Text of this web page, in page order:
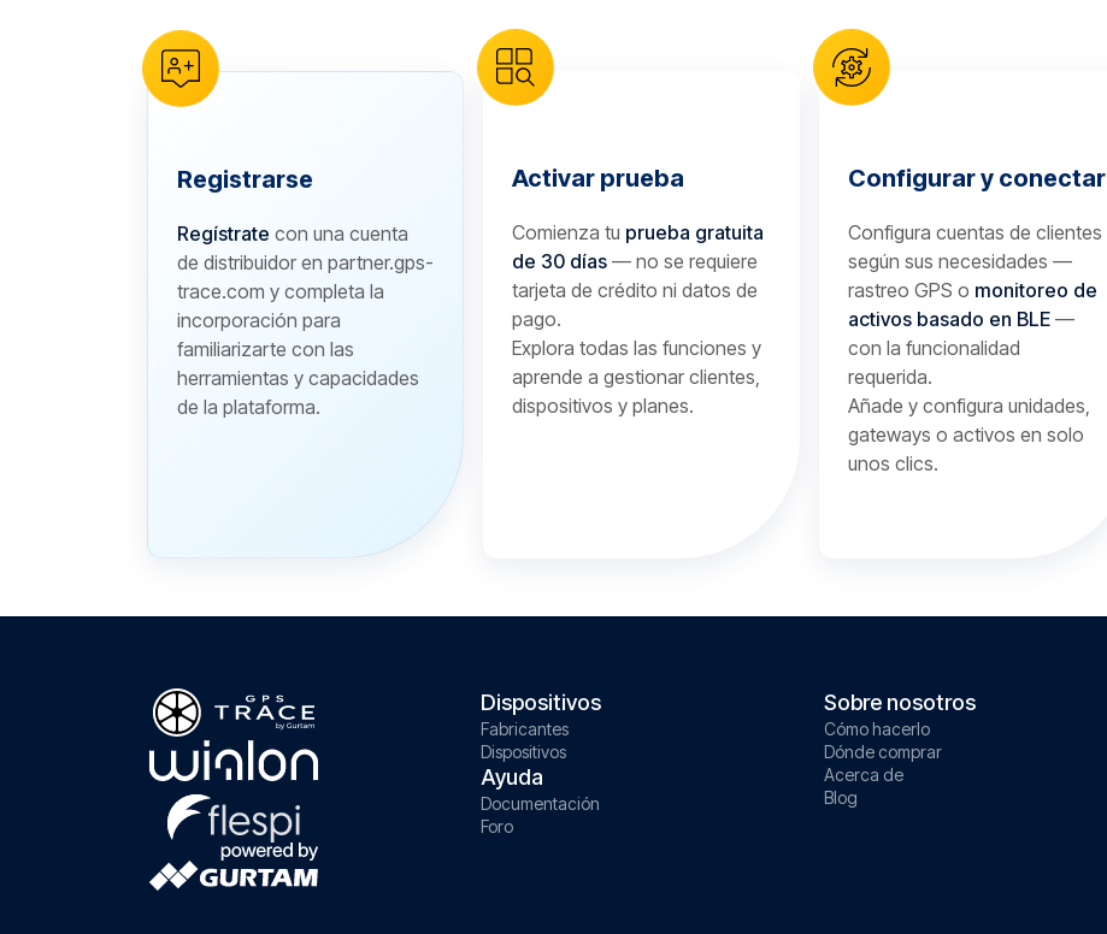
Registrarse
Regístrate con una cuenta
de distribuidor en partner.gps-
trace.com y completa la
incorporación para
familiarizarte con las
herramientas y capacidades
de la plataforma.
Activar prueba
Comienza tu prueba gratuita
de 30 días — no se requiere
tarjeta de crédito ni datos de
pago.
Explora todas las funciones y
aprende a gestionar clientes,
dispositivos y planes.
Configurar y conectar
Configura cuentas de clientes
según sus necesidades —
rastreo GPS o monitoreo de
activos basado en BLE —
con la funcionalidad
requerida.
Añade y configura unidades,
gateways o activos en solo
unos clics.
Dispositivos
Fabricantes
Dispositivos
Ayuda
Documentación
Foro
Sobre nosotros
Cómo hacerlo
Dónde comprar
Acerca de
Blog